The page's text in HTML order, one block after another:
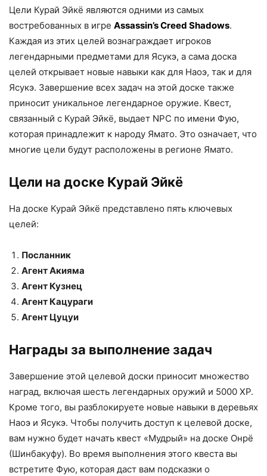
Цели Курай Эйкё являются одними из самых
востребованных в игре Assassin’s Creed Shadows.
Каждая из этих целей вознаграждает игроков
легендарными предметами для Ясукэ, а сама доска
целей открывает новые навыки как для Наоэ, так и для
Ясукэ. Завершение всех задач на этой доске также
приносит уникальное легендарное оружие. Квест,
связанный с Курай Эйкё, выдает NPC по имени Фую,
которая принадлежит к народу Ямато. Это означает, что
многие цели будут расположены в регионе Ямато.
Цели на доске Курай Эйкё
На доске Курай Эйкё представлено пять ключевых
целей:
Посланник
Агент Акияма
Агент Кузнец
Агент Кацураги
Агент Цуцуи
Награды за выполнение задач
Завершение этой целевой доски приносит множество
наград, включая шесть легендарных оружий и 5000 XP.
Кроме того, вы разблокируете новые навыки в деревьях
Наоэ и Ясукэ. Чтобы получить доступ к целевой доске,
вам нужно будет начать квест «Мудрый» на доске Онрё
(Шинбакуфу). Во время выполнения этого квеста вы
встретите Фую, которая даст вам подсказки о